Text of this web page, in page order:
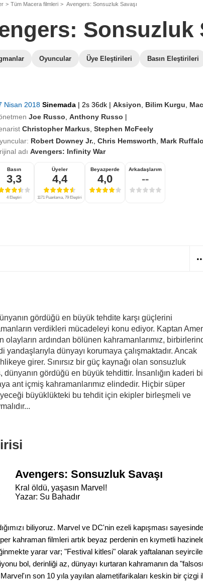
Tüm Macera filmleri Avengers: Sonsuzluk Savaşı
Sonsuzluk
Oyuncular Üye Eleştirileri Basın Eleştirileri
Nisan 2018 Sinemada | 2s 36dk | Aksiyon Bilim Kurgu
Joe Russo Anthony Russo
Christopher Markus Stephen McFeely
Robert Downey Jr. Chris Hemsworth
Mark Ruffalo
adı Avengers: Infinity War
Basın
3,3
4 Eleştiri
Üyeler
4,4
1171 Puanlama, 79 Eleştiri
Beyazperde
4,0
Arkadaşlarım
--
gördüğü en büyük tehdite karşı güçlerini
verdikleri mücadeleyi konu ediyor. Kaptan
olayların ardından bölünen kahramanlarımız,
dünyayı korumaya çalışmaktadır. Ancak
girer. Sınırsız bir güç kaynağı olan sonsuzluk
dünyanın gördüğü en büyük tehdittir. İnsanlığın kaderi
ant içmiş kahramanlarımız elindedir. Hiçbir süper
büyüklükteki bu tehdit için ekipler birleşmeli ve
Avengers: Sonsuzluk Savaşı
Kral öldü, yaşasın Marvel!
Yazar: Su Bahadır
biliyoruz. Marvel ve DC'nin ezeli kapışması sayesinde
kahraman filmleri artık beyaz perdenin en kıymetli
yarar var; "Festival kitlesi" olarak yaftalanan
bol, derinliği az, dünyayı kurtaran kahramanın da
son 10 yıla yayılan alametifarikaları keskin bir çizgi